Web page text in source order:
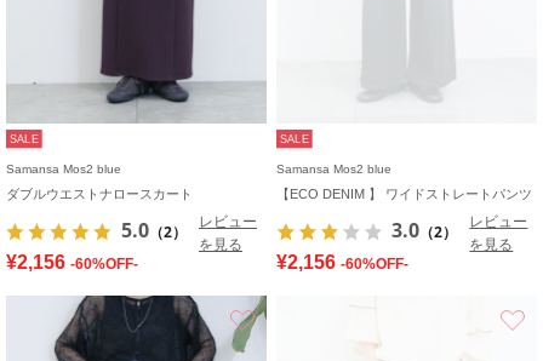
SALE
Samansa Mos2 blue
ダブルウエストナロースカート
5.0 （2）
レビュー
を見る
¥2,156 -60%OFF-
SALE
Samansa Mos2 blue
【ECO DENIM 】 ワイドストレートパンツ
3.0 （2）
レビュー
を見る
¥2,156 -60%OFF-
お気に入り